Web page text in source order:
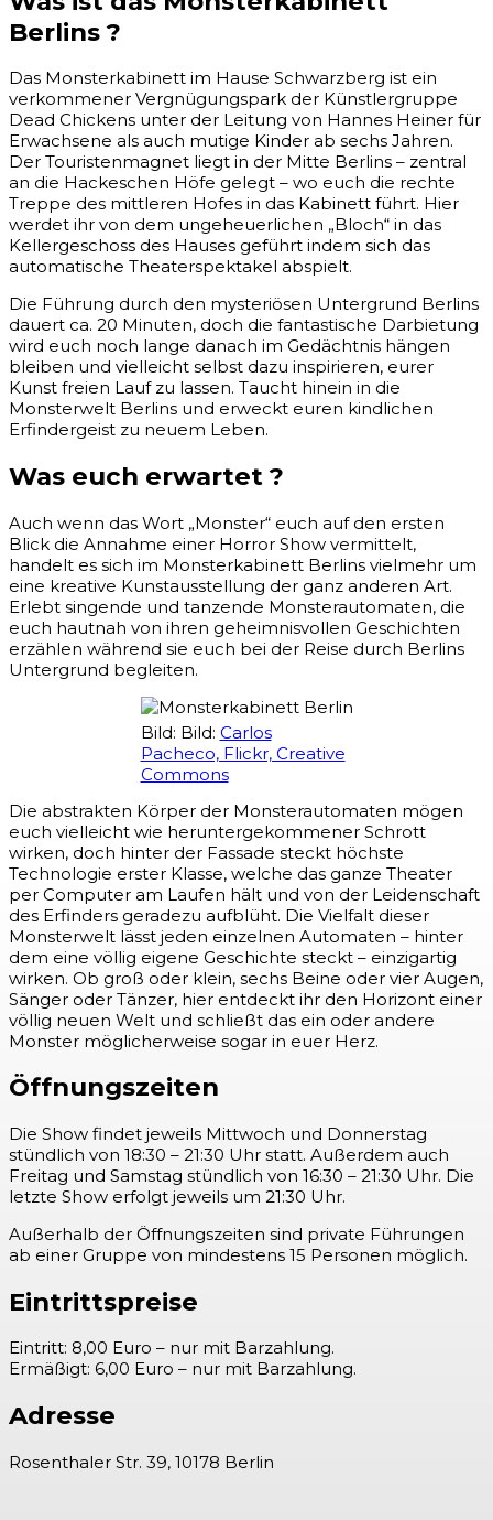
Berlins ?
Das Monsterkabinett im Hause Schwarzberg ist ein
verkommener Vergnügungspark der Künstlergruppe
Dead Chickens unter der Leitung von Hannes Heiner für
Erwachsene als auch mutige Kinder ab sechs Jahren.
Der Touristenmagnet liegt in der Mitte Berlins – zentral
an die Hackeschen Höfe gelegt – wo euch die rechte
Treppe des mittleren Hofes in das Kabinett führt. Hier
werdet ihr von dem ungeheuerlichen „Bloch“ in das
Kellergeschoss des Hauses geführt indem sich das
automatische Theaterspektakel abspielt.
Die Führung durch den mysteriösen Untergrund Berlins
dauert ca. 20 Minuten, doch die fantastische Darbietung
wird euch noch lange danach im Gedächtnis hängen
bleiben und vielleicht selbst dazu inspirieren, eurer
Kunst freien Lauf zu lassen. Taucht hinein in die
Monsterwelt Berlins und erweckt euren kindlichen
Erfindergeist zu neuem Leben.
Was euch erwartet ?
Auch wenn das Wort „Monster“ euch auf den ersten
Blick die Annahme einer Horror Show vermittelt,
handelt es sich im Monsterkabinett Berlins vielmehr um
eine kreative Kunstausstellung der ganz anderen Art.
Erlebt singende und tanzende Monsterautomaten, die
euch hautnah von ihren geheimnisvollen Geschichten
erzählen während sie euch bei der Reise durch Berlins
Untergrund begleiten.
Bild: Bild: Carlos
Pacheco, Flickr, Creative
Commons
Die abstrakten Körper der Monsterautomaten mögen
euch vielleicht wie heruntergekommener Schrott
wirken, doch hinter der Fassade steckt höchste
Technologie erster Klasse, welche das ganze Theater
per Computer am Laufen hält und von der Leidenschaft
des Erfinders geradezu aufblüht. Die Vielfalt dieser
Monsterwelt lässt jeden einzelnen Automaten – hinter
dem eine völlig eigene Geschichte steckt – einzigartig
wirken. Ob groß oder klein, sechs Beine oder vier Augen,
Sänger oder Tänzer, hier entdeckt ihr den Horizont einer
völlig neuen Welt und schließt das ein oder andere
Monster möglicherweise sogar in euer Herz.
Öffnungszeiten
Die Show findet jeweils Mittwoch und Donnerstag
stündlich von 18:30 – 21:30 Uhr statt. Außerdem auch
Freitag und Samstag stündlich von 16:30 – 21:30 Uhr. Die
letzte Show erfolgt jeweils um 21:30 Uhr.
Außerhalb der Öffnungszeiten sind private Führungen
ab einer Gruppe von mindestens 15 Personen möglich.
Eintrittspreise
Eintritt: 8,00 Euro – nur mit Barzahlung.
Ermäßigt: 6,00 Euro – nur mit Barzahlung.
Adresse
Rosenthaler Str. 39, 10178 Berlin